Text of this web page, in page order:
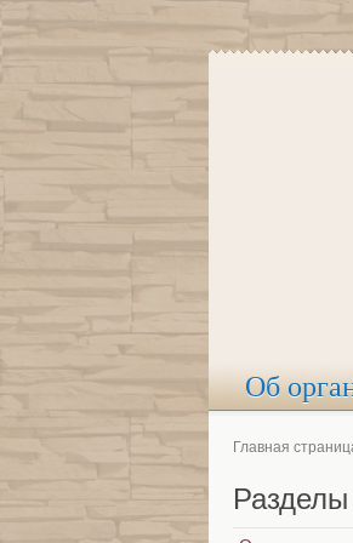
Об
Главная
Разделы